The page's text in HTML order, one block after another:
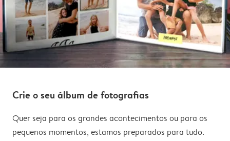
Crie o seu álbum de fotografias
Quer seja para os grandes acontecimentos ou para os
pequenos momentos, estamos preparados para tudo.